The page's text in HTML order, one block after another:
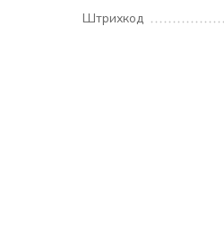
Штрихкод